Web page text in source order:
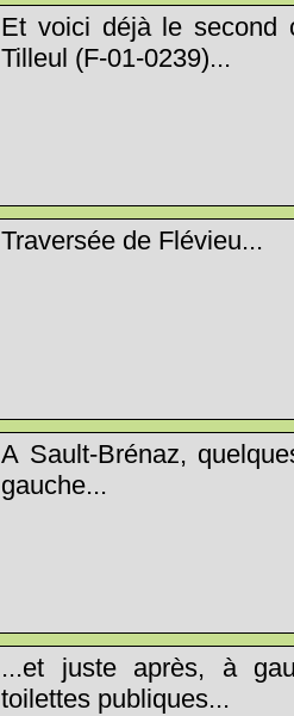
Et voici déjà le second
Tilleul (F-01-0239)...
Traversée de Flévieu...
A Sault-Brénaz,
gauche...
...et juste après, à
toilettes publiques...